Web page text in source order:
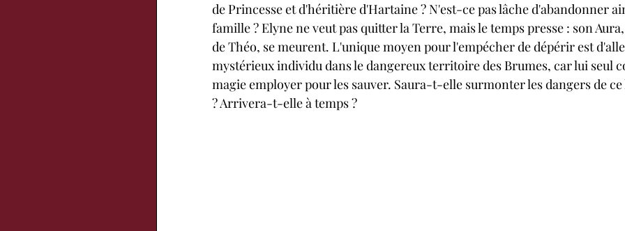
de Princesse et d'héritière d'Hartaine ? N'est-ce pas lâche d'abandonner
famille ? Elyne ne veut pas quitter la Terre, mais le temps presse : son
de Théo, se meurent. L'unique moyen pour l'empécher de dépérir est
mystérieux individu dans le dangereux territoire des Brumes, car lui seul
magie employer pour les sauver. Saura-t-elle surmonter les dangers de
? Arrivera-t-elle à temps ?